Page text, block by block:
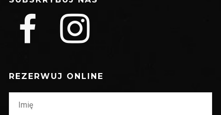
REZERWUJ ONLINE